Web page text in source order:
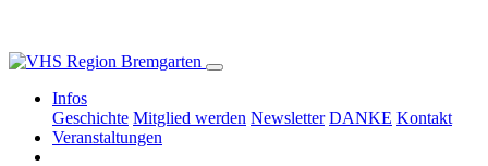
Infos
Geschichte Mitglied werden Newsletter DANKE Kontakt
Veranstaltungen